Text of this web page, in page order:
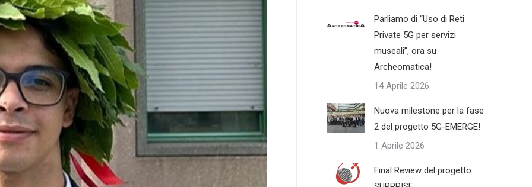
Parliamo di “Uso di Reti
Private 5G per servizi
museali”, ora su
Archeomatica!
14 Aprile 2026
Nuova milestone per la fase
2 del progetto 5G-EMERGE!
1 Aprile 2026
Final Review del progetto